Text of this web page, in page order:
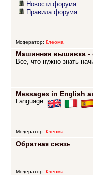
Новости форума
Правила форума
Модератор: Клеома
Машинная вышивка -
Все, что нужно знать
Messages in English
Language:
Модератор: Клеома
Обратная связь
Модератор: Клеома